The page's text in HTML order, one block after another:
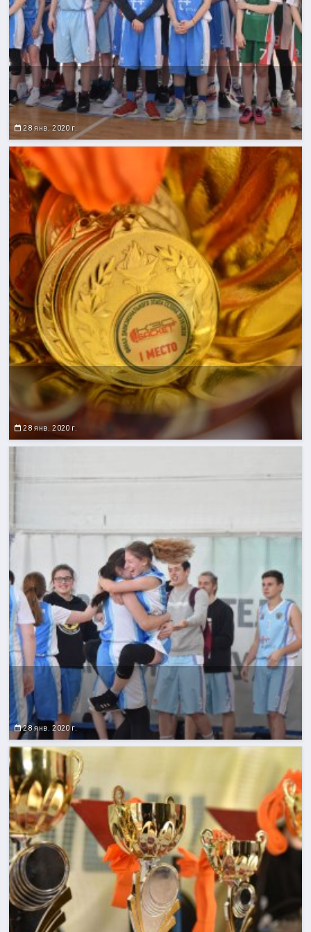
28 янв. 2020 г.
28 янв. 2020 г.
28 янв. 2020 г.